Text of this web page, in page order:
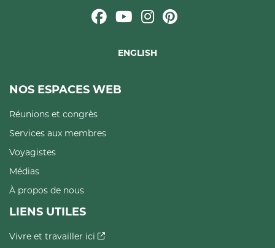
ENGLISH
NOS ESPACES WEB
Réunions et congrès
Services aux membres
Voyagistes
Médias
À propos de nous
LIENS UTILES
Vivre et travailler ici